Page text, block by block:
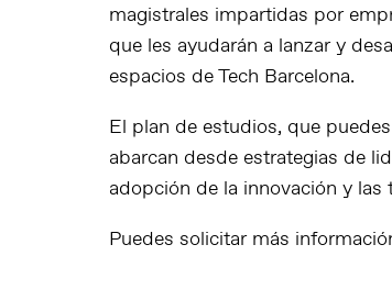
magistrales impartidas por
que les ayudarán a lanzar y
espacios de Tech Barcelona.
El plan de estudios, que puedes
abarcan desde estrategias de
adopción de la innovación y
Puedes solicitar más